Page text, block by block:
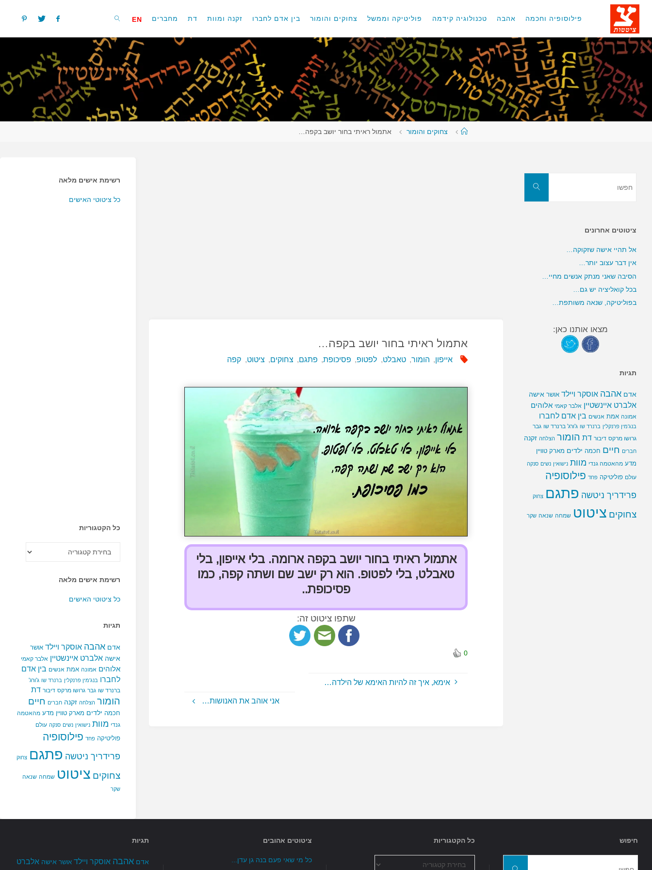
דלגו
פילוסופיה וחכמה אהבה טכנולוגיה קידמה פוליטיקה וממשל צחוקים והומור בין אדם לחברו זקנה ומוות דת מחברים EN
עמודצחוקים והומור אתמול ראיתי בחור יושב בקפה…
אתמול ראיתי בחור יושב בקפה…
אייפון, הומור, טאבלט, לפטופ, פסיכופת, פתגם, צחוקים, ציטוט, קפה
אתמול ראיתי בחור יושב בקפה ארומה. בלי אייפון, בלי
טאבלט, בלי לפטופ. הוא רק ישב שם ושתה קפה, כמו
פסיכופת..
שתפו ציטוט זה:
0
אימא, איך זה להיות האימא של הילדה…
אני אוהב את האנושות…
רשימת אישים מלאה
כל ציטוטי האישים
כל הקטגוריות
הקטגוריות
רשימת אישים מלאה
כל ציטוטי האישים
תגיות
אדם אהבה אוסקר ויילד אושר
אישה אלברט איינשטיין אלבר קאמי
אלוהים אמונה אמת אנשים בין אדם
לחברו בנג'מין פרנקלין ברנרד שו ג'ורג'
ברנרד שו גבר גרושו מרקס דיבור דת
הומור הצלחה זקנה חברים חיים
חכמה ילדים מארק טוויין מדע מהאטמה
גנדי מוות נישואין נשים סנקה עולם
פוליטיקה פחד פילוסופיה
פרידריך ניטשה פתגם צחוק
צחוקים ציטוט שמחה שנאה
שקר
חפשו
ציטוטים אחרונים
אל תהיי אישה שזקוקה…
אין דבר עצוב יותר…
הסיבה שאני מנתק אנשים מחיי…
בכל קואליציה יש גם…
בפוליטיקה, שנאה משותפת…
מצאו אותנו כאן:
תגיות
אדם אהבה אוסקר ויילד אושר אישה
אלברט איינשטיין אלבר קאמי אלוהים
אמונה אמת אנשים בין אדם לחברו
בנג'מין פרנקלין ברנרד שו ג'ורג' ברנרד שו גבר
גרושו מרקס דיבור דת הומור הצלחה זקנה
חברים חיים חכמה ילדים מארק טוויין
מדע מהאטמה גנדי מוות נישואין נשים סנקה
עולם פוליטיקה פחד פילוסופיה
פרידריך ניטשה פתגם צחוק
צחוקים ציטוט שמחה שנאה שקר
חיפוש כל הקטגוריות ציטוטים אהובים
כל מי שאי פעם בנה גן עדן...
תגיות
אדם אהבה אוסקר ויילד אושר אישה אלברט